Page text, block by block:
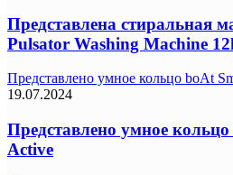
Представлена стиральная
Pulsator Washing Machine
Представлено умное кольцо boAt
19.07.2024
Представлено умное
Active